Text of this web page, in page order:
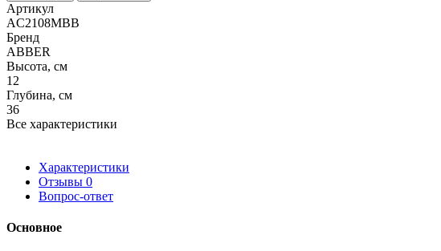
Артикул
AC2108MBB
Бренд
ABBER
Высота, см
12
Глубина, см
36
Все характеристики
Характеристики
Отзывы 0
Вопрос-ответ
Основное